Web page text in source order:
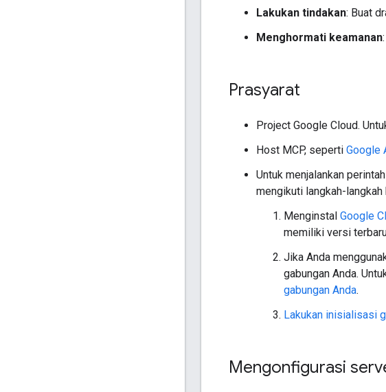
Lakukan tindakan: Buat
Menghormati keamanan
Prasyarat
Project Google Cloud.
Host MCP, seperti Google
Untuk menjalankan
mengikuti langkah-langkah
Menginstal Google
memiliki versi
Jika Anda
gabungan Anda.
gabungan Anda.
Lakukan inisialisasi
Mengonfigurasi